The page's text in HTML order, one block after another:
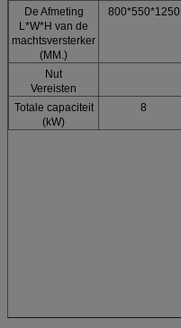
De Afmeting
L*W*H van de
machtsversterker
(MM.)
800*550*1250
Nut
Vereisten
Totale capaciteit
(kW)
8